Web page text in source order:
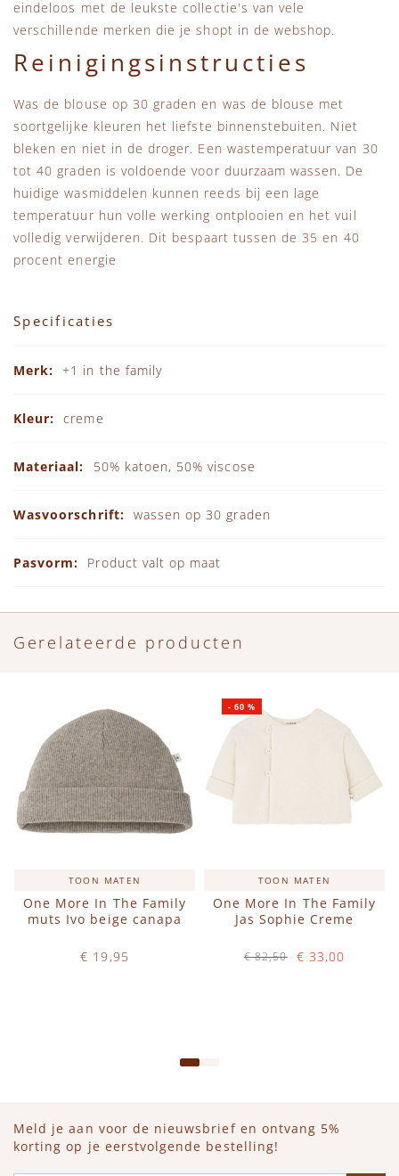
eindeloos met de leukste collectie's van vele
verschillende merken die je shopt in de webshop.
Reinigingsinstructies
Was de blouse op 30 graden en was de blouse met
soortgelijke kleuren het liefste binnenstebuiten. Niet
bleken en niet in de droger. Een wastemperatuur van 30
tot 40 graden is voldoende voor duurzaam wassen. De
huidige wasmiddelen kunnen reeds bij een lage
temperatuur hun volle werking ontplooien en het vuil
volledig verwijderen. Dit bespaart tussen de 35 en 40
procent energie
Specificaties
+1 in the family
creme
50% katoen, 50% viscose
wassen op 30 graden
Product valt op maat
Gerelateerde producten
TOON MATEN
One More In The Family
muts Ivo beige canapa
€ 19,95
TOON MATEN
One More In The Family
Jas Sophie Creme
€ 33,00
€ 82,50
-60 %
Meld je aan voor de nieuwsbrief en ontvang 5%
korting op je eerstvolgende bestelling!